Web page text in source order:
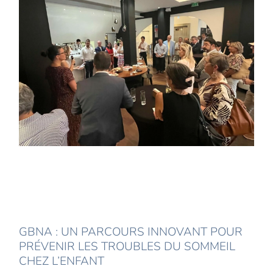
GBNA : UN PARCOURS INNOVANT POUR
PRÉVENIR LES TROUBLES DU SOMMEIL
CHEZ L’ENFANT